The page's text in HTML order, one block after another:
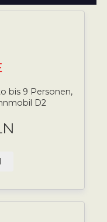
bis 9 Personen,
D2